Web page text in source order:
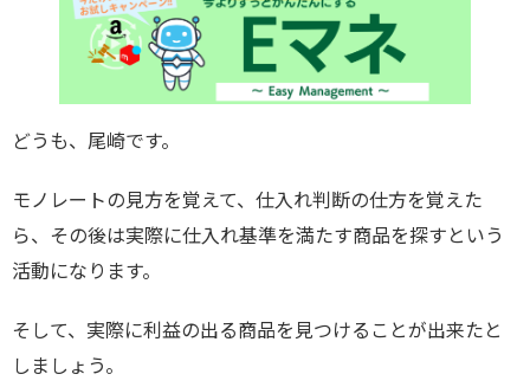
どうも、尾崎です。
モノレートの見方を覚えて、仕入れ判断の仕方を覚えた
ら、その後は実際に仕入れ基準を満たす商品を探すという
活動になります。
そして、実際に利益の出る商品を見つけることが出来たと
しましょう。